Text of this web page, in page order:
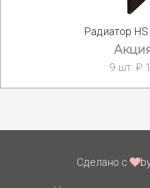
Радиатор
9 шт. ₽
Сделано с